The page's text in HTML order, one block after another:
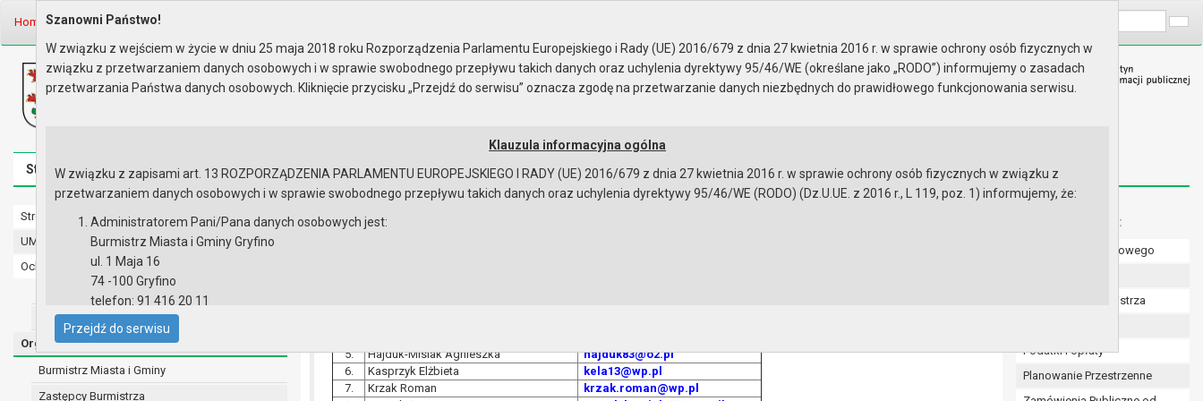
Home Organy Rada Miejska
Biuletyn Informacji Publicznej
Urząd Miasta i Gminy w Gryfinie
Strona główna Mapa serwisu Aktualności Redakcja Instrukcja korzystania Dostępność
Strona główna
UMiG - telefony wewnętrzne
Ochrona danych osobowych
Urząd Miasta i Gminy w Gryfinie
Straż Miejska
Organy
Burmistrz Miasta i Gminy
Zastępcy Burmistrza
Kontakt z radnymi
5.
Hajduk-Misiak Agnieszka
hajduk83@o2.pl
6.
Kasprzyk Elżbieta
kela13@wp.pl
7.
Krzak Roman
krzak.roman@wp.pl
Menu dodatkowe:
Numer konta bankowego
Zarządzenia Burmistrza
Podatki i opłaty
Planowanie Przestrzenne
Szanowni Państwo!
W związku z wejściem w życie w dniu 25 maja 2018 roku Rozporządzenia Parlamentu Europejskiego i Rady (UE) 2016/679 z dnia 27 kwietnia 2016 r. w sprawie ochrony osób fizycznych w
związku z przetwarzaniem danych osobowych i w sprawie swobodnego przepływu takich danych oraz uchylenia dyrektywy 95/46/WE (określane jako „RODO”) informujemy o zasadach
przetwarzania Państwa danych osobowych. Kliknięcie przycisku „Przejdź do serwisu” oznacza zgodę na przetwarzanie danych niezbędnych do prawidłowego funkcjonowania serwisu.
Klauzula informacyjna ogólna
W związku z zapisami art. 13 ROZPORZĄDZENIA PARLAMENTU EUROPEJSKIEGO I RADY (UE) 2016/679 z dnia 27 kwietnia 2016 r. w sprawie ochrony osób fizycznych w związku z
przetwarzaniem danych osobowych i w sprawie swobodnego przepływu takich danych oraz uchylenia dyrektywy 95/46/WE (RODO) (Dz.U.UE. z 2016 r., L 119, poz. 1) informujemy, że:
Administratorem Pani/Pana danych osobowych jest:
Burmistrz Miasta i Gminy Gryfino
ul. 1 Maja 16
74 -100 Gryfino
telefon: 91 416 20 11
e-mail:
burmistrz@gryfino.pl
Dane kontaktowe Inspektora Ochrony Danych:
telefon: 91 416 20 11
e-mail:iod@gryfino.pl
Przejdź do serwisu